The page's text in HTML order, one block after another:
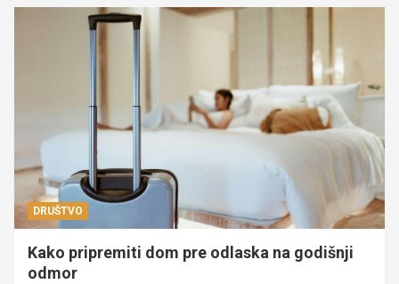
DRUŠTVO
Kako pripremiti dom pre odlaska na godišnji
odmor